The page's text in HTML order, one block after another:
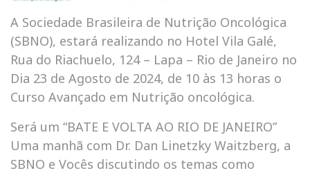
A Sociedade Brasileira de Nutrição Oncológica
(SBNO), estará realizando no Hotel Vila Galé,
Rua do Riachuelo, 124 – Lapa – Rio de Janeiro no
Dia 23 de Agosto de 2024, de 10 às 13 horas o
Curso Avançado em Nutrição oncológica.
Será um “BATE E VOLTA AO RIO DE JANEIRO”
Uma manhã com Dr. Dan Linetzky Waitzberg, a
SBNO e Vocês discutindo os temas como